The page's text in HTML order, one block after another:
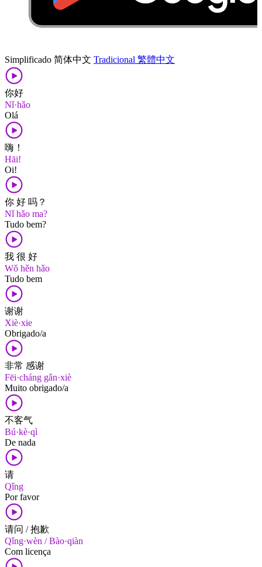
Simplificado 简体中文 Tradicional 繁體中文
你好
Nǐ·hǎo
Olá
嗨！
Hāi!
Oi!
你 好 吗？
Nǐ hǎo ma?
Tudo bem?
我 很 好
Wǒ hěn hǎo
Tudo bem
谢谢
Xiè·xie
Obrigado/a
非常 感谢
Fēi·cháng gǎn·xiè
Muito obrigado/a
不客气
Bú·kè·qì
De nada
请
Qǐng
Por favor
请问 / 抱歉
Qǐng·wèn / Bào·qiàn
Com licença